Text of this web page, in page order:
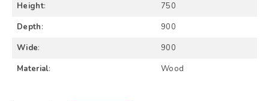
Height:
750
Depth:
900
Wide:
900
Material: Wood